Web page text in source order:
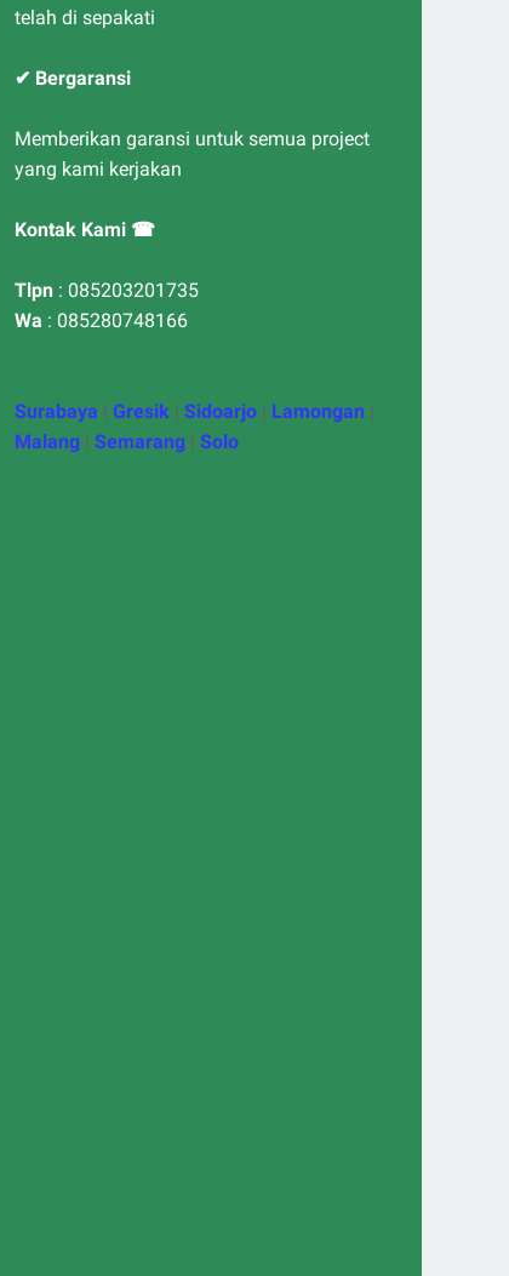
telah di sepakati
✔ Bergaransi
Memberikan garansi untuk semua project
yang kami kerjakan
Kontak Kami ☎
Tlpn : 085203201735
Wa : 085280748166
Surabaya | Gresik | Sidoarjo | Lamongan |
Malang | Semarang | Solo